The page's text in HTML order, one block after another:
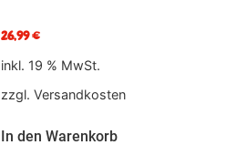
26,99€
inkl. 19 % MwSt.
zzgl. Versandkosten
In den Warenkorb